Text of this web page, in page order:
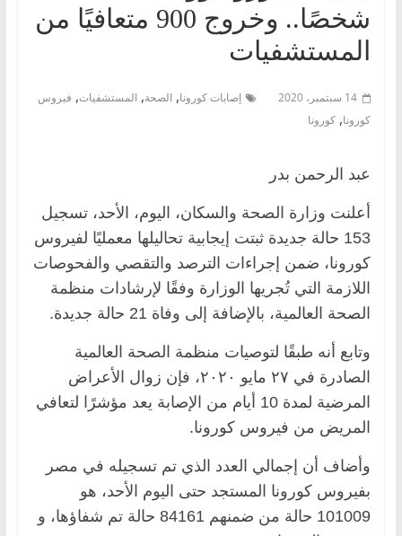
شخصًا.. وخروج 900 متعافيًا من
المستشفيات
14 سبتمبر، 2020 إصابات كورونا, الصحة, المستشفيات, فيروس
كورونا, كورونا
عبد الرحمن بدر
أعلنت وزارة الصحة والسكان، اليوم، الأحد، تسجيل
153 حالة جديدة ثبتت إيجابية تحاليلها معمليًا لفيروس
كورونا، ضمن إجراءات الترصد والتقصي والفحوصات
اللازمة التي تُجريها الوزارة وفقًا لإرشادات منظمة
الصحة العالمية، بالإضافة إلى وفاة 21 حالة جديدة.
وتابع أنه طبقًا لتوصيات منظمة الصحة العالمية
الصادرة في ٢٧ مايو ٢٠٢٠، فإن زوال الأعراض
المرضية لمدة 10 أيام من الإصابة يعد مؤشرًا لتعافي
المريض من فيروس كورونا.
وأضاف أن إجمالي العدد الذي تم تسجيله في مصر
بفيروس كورونا المستجد حتى اليوم الأحد، هو
101009 حالة من ضمنهم 84161 حالة تم شفاؤها، و